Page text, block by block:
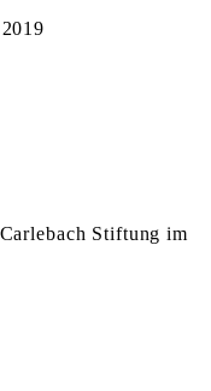
Stiftung im